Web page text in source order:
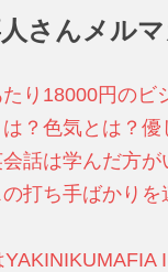
さんメル
り18000円のビ
？色気とは？優
話は学んだ方
打ち手ばかり